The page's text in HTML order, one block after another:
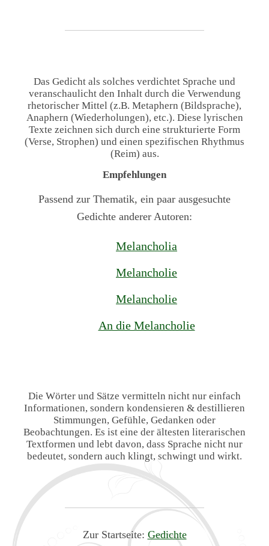
Das Gedicht als solches verdichtet Sprache und
veranschaulicht den Inhalt durch die Verwendung
rhetorischer Mittel (z.B. Metaphern (Bildsprache),
Anaphern (Wiederholungen), etc.). Diese lyrischen
Texte zeichnen sich durch eine strukturierte Form
(Verse, Strophen) und einen spezifischen Rhythmus
(Reim) aus.
Empfehlungen
Passend zur Thematik, ein paar ausgesuchte
Gedichte anderer Autoren:
Melancholia
Melancholie
Melancholie
An die Melancholie
Die Wörter und Sätze vermitteln nicht nur einfach
Informationen, sondern kondensieren & destillieren
Stimmungen, Gefühle, Gedanken oder
Beobachtungen. Es ist eine der ältesten literarischen
Textformen und lebt davon, dass Sprache nicht nur
bedeutet, sondern auch klingt, schwingt und wirkt.
Zur Startseite: Gedichte